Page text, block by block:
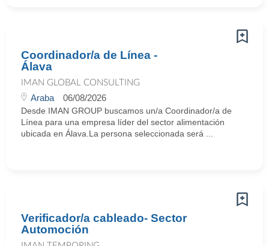
Coordinador/a de Línea -
Álava
IMAN GLOBAL CONSULTING
Araba 06/08/2026
Desde IMAN GROUP buscamos un/a Coordinador/a de
Línea para una empresa líder del sector alimentación
ubicada en Álava.La persona seleccionada será ...
Verificador/a cableado- Sector
Automoción